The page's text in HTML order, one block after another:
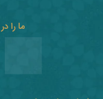
ما را